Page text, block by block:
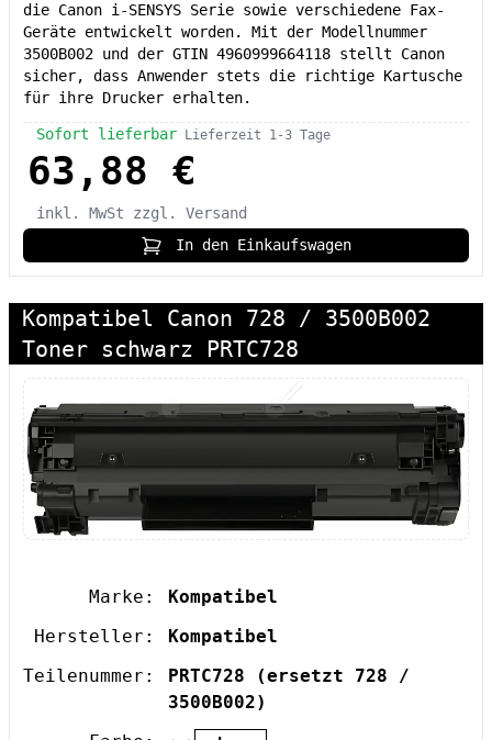
die Canon i-SENSYS Serie sowie verschiedene Fax-
Geräte entwickelt worden. Mit der Modellnummer
3500B002 und der GTIN 4960999664118 stellt Canon
sicher, dass Anwender stets die richtige Kartusche
für ihre Drucker erhalten.
Sofort lieferbar Lieferzeit 1-3 Tage
63,88 €
inkl. MwSt
zzgl. Versand
In den Einkaufswagen
Kompatibel Canon 728 / 3500B002
Toner schwarz PRTC728
Marke:
Kompatibel
Hersteller:
Kompatibel
Teilenummer:
PRTC728
(ersetzt 728 /
3500B002)